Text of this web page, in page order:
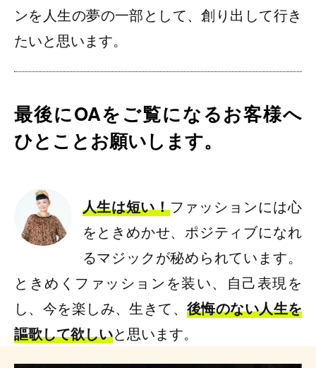
ンを人生の夢の一部として、創り出して行き
たいと思います。
最後にOAをご覧になるお客様へ
ひとことお願いします。
人生は短い！ファッションには心
をときめかせ、ポジティブになれ
るマジックが秘められています。
ときめくファッションを装い、自己表現を
し、今を楽しみ、生きて、 後悔のない人生を
謳歌して欲しいと思います。